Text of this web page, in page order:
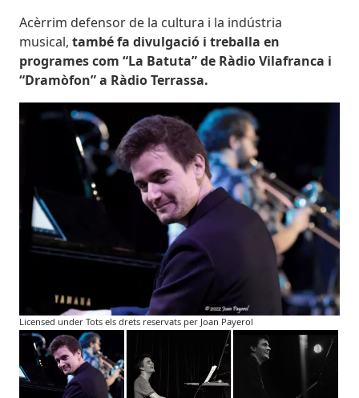
Acèrrim defensor de la cultura i la indústria
musical, també fa divulgació i treballa en
programes com “La Batuta” de Ràdio Vilafranca i
“Dramòfon” a Ràdio Terrassa.
Imatges
Image
Licensed under Tots els drets reservats per Joan Payerol